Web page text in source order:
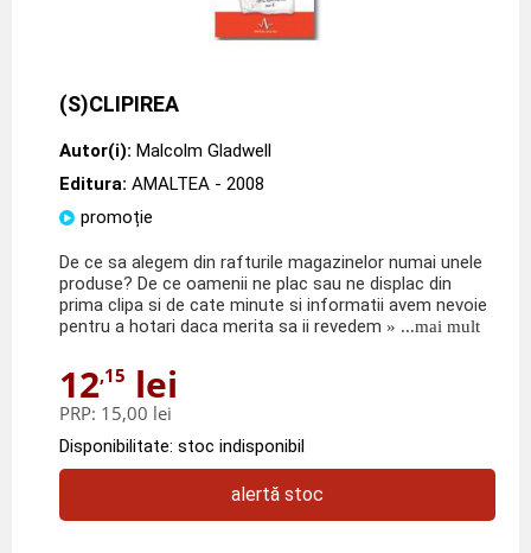
(S)CLIPIREA
Autor(i): Malcolm Gladwell
Editura: AMALTEA - 2008
promoție
De ce sa alegem din rafturile magazinelor numai unele
produse? De ce oamenii ne plac sau ne displac din
prima clipa si de cate minute si informatii avem nevoie
pentru a hotari daca merita sa ii revedem » ...mai mult
12,15 lei
PRP: 15,00 lei
Disponibilitate: stoc indisponibil
alertă stoc